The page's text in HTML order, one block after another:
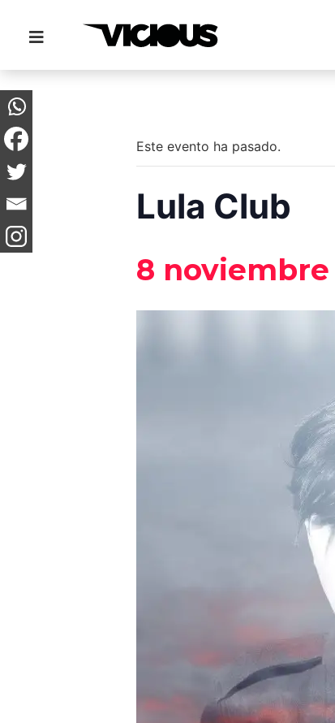
Este evento ha pasado.
Lula Club
8 noviembre